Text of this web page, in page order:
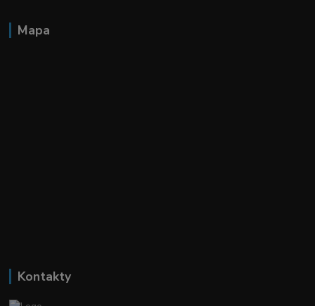
Mapa
Kontakty